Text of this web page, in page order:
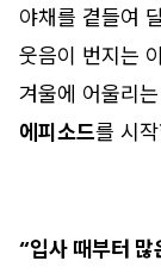
야채를 곁들여
웃음이 번지는
겨울에 어울리
에피소드를 시
“입사 때부터 많